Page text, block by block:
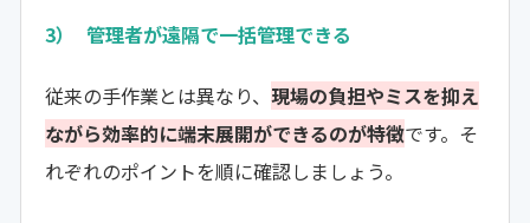
管理者が遠隔で一括管理できる
従来の手作業とは異なり、 現場の負担やミスを抑え
ながら効率的に端末展開ができるのが特徴です。そ
れぞれのポイントを順に確認しましょう。